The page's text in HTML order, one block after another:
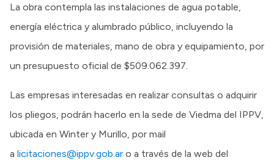
La obra contempla las instalaciones de agua potable,
energía eléctrica y alumbrado público, incluyendo la
provisión de materiales, mano de obra y equipamiento, por
un presupuesto oficial de $509.062.397.
Las empresas interesadas en realizar consultas o adquirir
los pliegos, podrán hacerlo en la sede de Viedma del IPPV,
ubicada en Winter y Murillo, por mail
a licitaciones@ippv.gob.ar o a través de la web del